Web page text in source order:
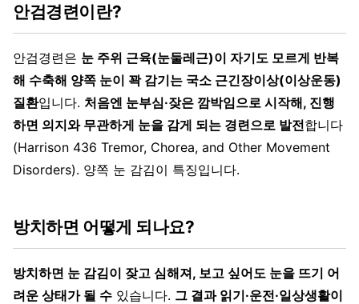
안검경련이란?
안검경련은 눈 주위 근육(눈둘레근)이 자기도 모르게 반복
해 수축해 양쪽 눈이 꽉 감기는 국소 근긴장이상(이상운동)
질환입니다. 처음엔 눈부심·잦은 깜박임으로 시작해, 진행
하면 의지와 무관하게 눈을 감게 되는 경련으로 발전합니다
(Harrison 436 Tremor, Chorea, and Other Movement
Disorders). 양쪽 눈 감김이 특징입니다.
방치하면 어떻게 되나요?
방치하면 눈 감김이 잦고 심해져, 보고 싶어도 눈을 뜨기 어
려운 상태가 될 수 있습니다. 그 결과 읽기·운전·일상생활이